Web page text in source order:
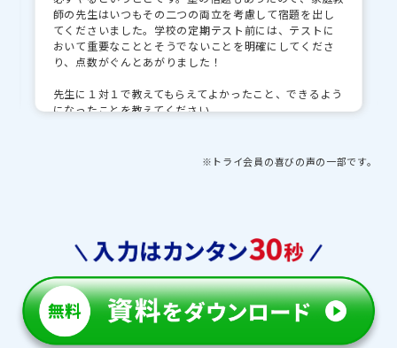
師の先生はいつもその二つの両立を考慮して宿題を出し
てくださいました。学校の定期テスト前には、テストに
おいて重要なこととそうでないことを明確にしてくださ
り、点数がぐんとあがりました！
先生に１対１で教えてもらえてよかったこと、できるよう
になったことを教えてください
1:1で教えてもらえることでいつ質問しても大丈夫な環境
入試直前で不安に押しつぶされそうになっていたときに寄
す。定期テストの点数が上がったとき、成績が上がったと
き、第1志望校に合格したとき、私以上に先生は喜んでく
れて、すごくうれしかったです！
※トライ会員の喜びの声の一部です。